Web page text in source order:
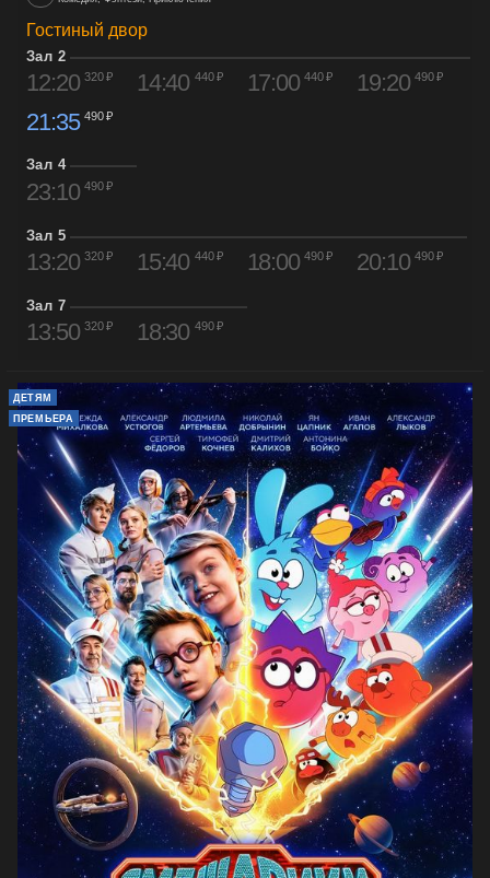
Гостиный двор
Зал 2
12:20 320 ₽ 14:40 440 ₽ 17:00 440 ₽ 19:20 490 ₽
21:35 490 ₽
Зал 4
23:10 490 ₽
Зал 5
13:20 320 ₽ 15:40 440 ₽ 18:00 490 ₽ 20:10 490 ₽
Зал 7
13:50 320 ₽ 18:30 490 ₽
ДЕТЯМ
ПРЕМЬЕРА